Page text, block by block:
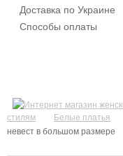
Доставка по Украине
Способы оплаты
стилям
Белые платья
невест в большом размере